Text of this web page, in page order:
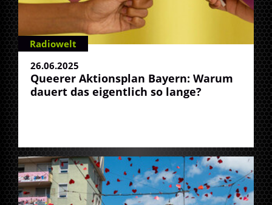
Radiowelt
26.06.2025
Queerer Aktionsplan Bayern: Warum
dauert das eigentlich so lange?